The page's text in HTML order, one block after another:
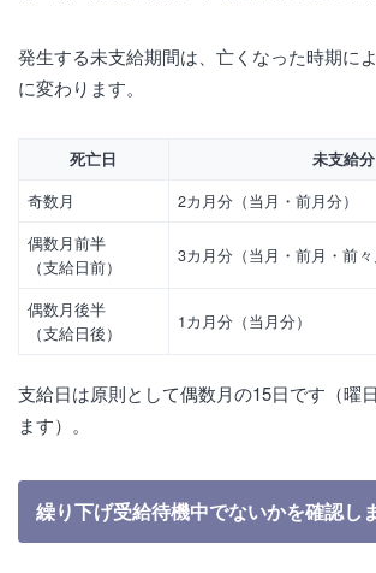
発生する未支給期間は、亡くなった時期に
に変わります。
死亡日 未支給分
奇数月
2カ月分（当月・前月分）
偶数月前半
（支給日前）
3カ月分（当月・前月・前々
偶数月後半
（支給日後）
1カ月分（当月分）
支給日は原則として偶数月の15日です（曜
ます）。
繰り下げ受給待機中でないかを確認し